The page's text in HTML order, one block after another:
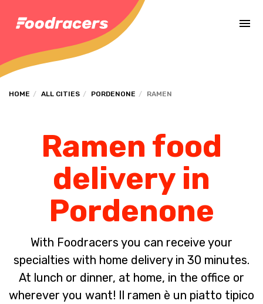
HOME ALL CITIES PORDENONE RAMEN
Ramen food
delivery in
Pordenone
With Foodracers you can receive your
specialties with home delivery in 30 minutes.
At lunch or dinner, at home, in the office or
wherever you want! Il ramen è un piatto tipico